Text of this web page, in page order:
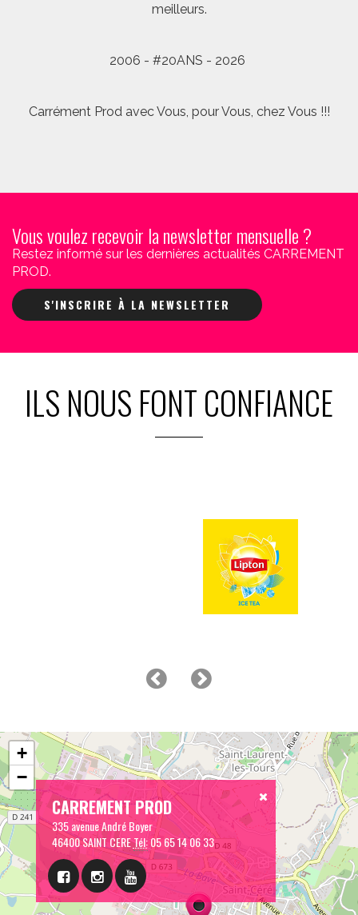
meilleurs.
2006 - #20ANS - 2026
Carrément Prod avec Vous, pour Vous, chez Vous !!!
Vous voulez recevoir la newsletter mensuelle ?
Restez informé sur les dernières actualités CARREMENT
PROD.
S'INSCRIRE À LA NEWSLETTER
ILS NOUS FONT CONFIANCE
CARREMENT PROD
335 avenue André Boyer
46400 SAINT CERETél:05 65 14 06 33
+
−